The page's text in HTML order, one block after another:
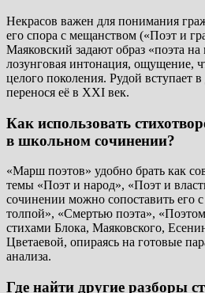
Некрасов важен для понимания
его спора с мещанством («Поэт и
Маяковский задают образ «поэта
лозунговая интонация, ощущение,
целого поколения. Рудой вступает
перенося её в XXI век.
Как использовать
в школьном сочинении?
«Марш поэтов» удобно брать как
темы «Поэт и народ», «Поэт и
сочинении можно сопоставить его
толпой», «Смертью поэта»,
стихами Блока, Маяковского,
Цветаевой, опираясь на готовые
анализа.
Где найти другие разборы